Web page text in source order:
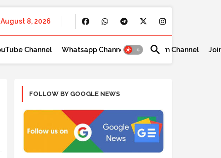
August 8, 2026
Channel Whatsapp Channel Telegram Channel
FOLLOW BY GOOGLE NEWS